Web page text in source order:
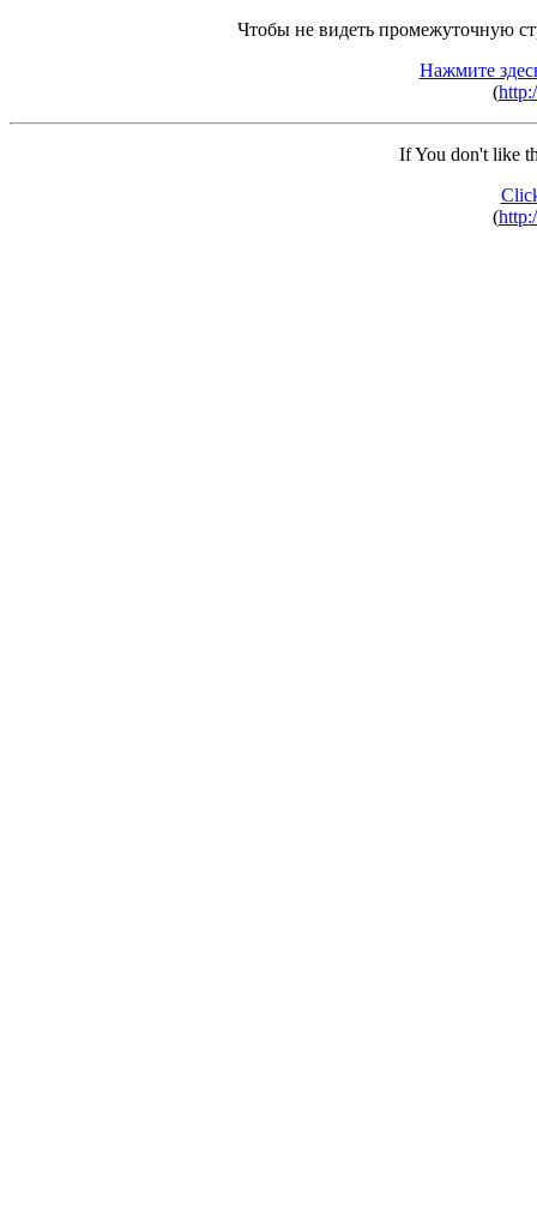
Чтобы не видеть промежуточную
Нажмите
(
If You don't like
(